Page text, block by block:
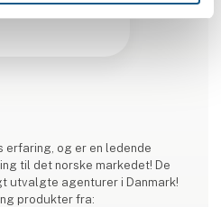
erfaring, og er en ledende
til det norske markedet! De
utvalgte agenturer i Danmark!
produkter fra: